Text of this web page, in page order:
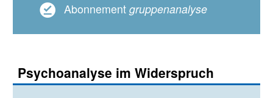
Abonnement gruppenanalyse
Psychoanalyse im Widerspruch